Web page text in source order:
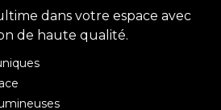
dans votre espace avec
de haute qualité.